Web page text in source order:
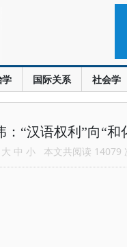
国际关系 社会学
：“汉语权利”向“和
大 中 小 本文共阅读 14079